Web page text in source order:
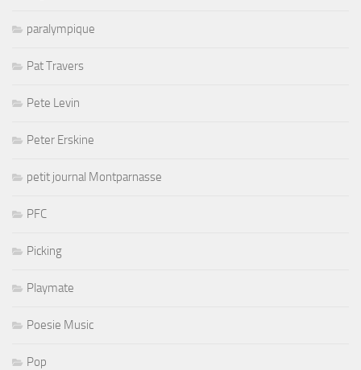
paralympique
Pat Travers
Pete Levin
Peter Erskine
petit journal Montparnasse
PFC
Picking
Playmate
Poesie Music
Pop